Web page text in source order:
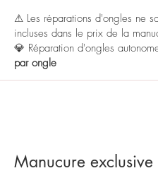
⚠ Les réparations d'ongles ne
incluses dans le prix de la
💎 Réparation d'ongles
par ongle
Manucure